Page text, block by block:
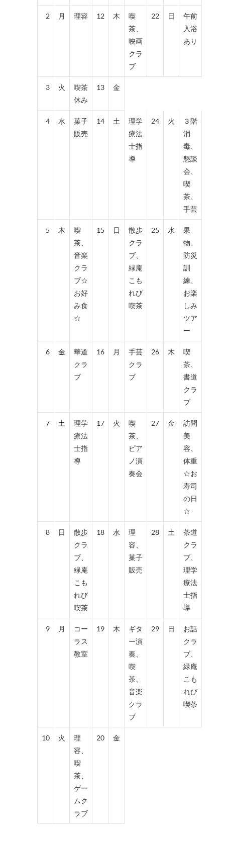
2 月 理容 12 木
喫
茶、
映画
クラ
ブ
22 日
午前
入浴
あり
3 火
喫茶
休み
13 金
4 水
菓子
販売
14 土
理学
療法
士指
導
24 火
３階
消
毒、
懇談
会、
喫
茶、
手芸
5 木
喫
茶、
音楽
クラ
ブ☆
お好
み食
☆
15 日
散歩
クラ
ブ、
緑庵
こも
れび
喫茶
25 水
果
物、
防災
訓
練、
お楽
しみ
ツア
ー
6 金
華道
クラ
ブ
16 月
手芸
クラ
ブ
26 木
喫
茶、
書道
クラ
ブ
7 土
理学
療法
士指
導
17 火
喫
茶、
ピア
ノ演
奏会
27 金
訪問
美
容、
体重
☆お
寿司
の日
☆
8 日
散歩
クラ
ブ、
緑庵
こも
れび
喫茶
18 水
理
容、
菓子
販売
28 土
茶道
クラ
ブ、
理学
療法
士指
導
9 月
コー
ラス
教室
19 木
ギタ
ー演
奏、
喫
茶、
音楽
クラ
ブ
29 日
お話
クラ
ブ、
緑庵
こも
れび
喫茶
10 火
理
容、
喫
茶、
ゲー
ムク
ラブ
20 金